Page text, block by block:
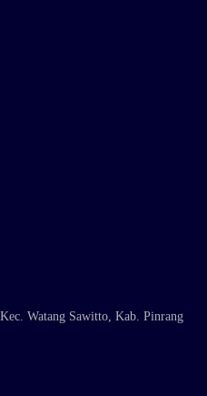
Watang Sawitto, Kab. Pinrang